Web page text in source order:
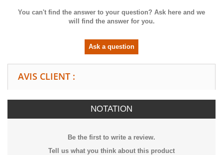
You can't find the answer to your question? Ask here and we
will find the answer for you.
Ask a question
AVIS CLIENT :
NOTATION
Be the first to write a review.
Tell us what you think about this product